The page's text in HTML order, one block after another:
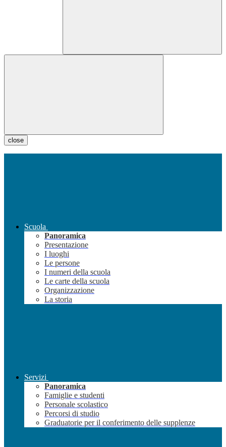
close
Scuola
Panoramica
Presentazione
I luoghi
Le persone
I numeri della scuola
Le carte della scuola
Organizzazione
La storia
Servizi
Panoramica
Famiglie e studenti
Personale scolastico
Percorsi di studio
Graduatorie per il conferimento delle supplenze